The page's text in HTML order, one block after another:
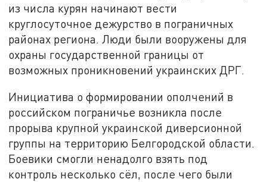
из числа курян начинают вести
круглосуточное дежурство в пограничных
районах региона. Люди были вооружены для
охраны государственной границы от
возможных проникновений украинских ДРГ.
Инициатива о формировании ополчений в
российском пограничье возникла после
прорыва крупной украинской диверсионной
группы на территорию Белгородской области.
Боевики смогли ненадолго взять под
контроль несколько сёл, после чего были